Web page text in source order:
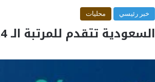
خبر رئيسي محليات
السعودية تتقدم للمرتبة الـ 24 في تقرير التنافسية العالمية 2020